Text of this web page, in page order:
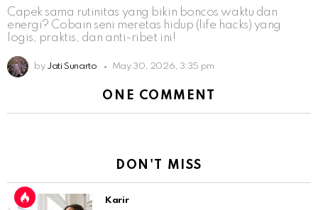
Capek sama rutinitas yang bikin boncos waktu dan
energi? Cobain seni meretas hidup (life hacks) yang
logis, praktis, dan anti-ribet ini!
by Jati Sunarto May 30, 2026, 3:35 pm
ONE COMMENT
DON'T MISS
Karir